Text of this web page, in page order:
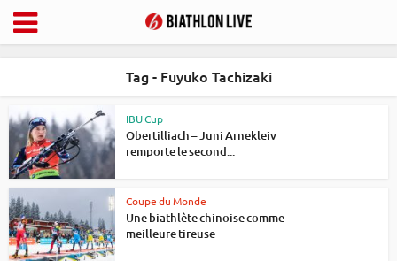
Tag - Fuyuko Tachizaki
IBU Cup
Obertilliach – Juni Arnekleiv
remporte le second...
Coupe du Monde
Une biathlète chinoise comme
meilleure tireuse